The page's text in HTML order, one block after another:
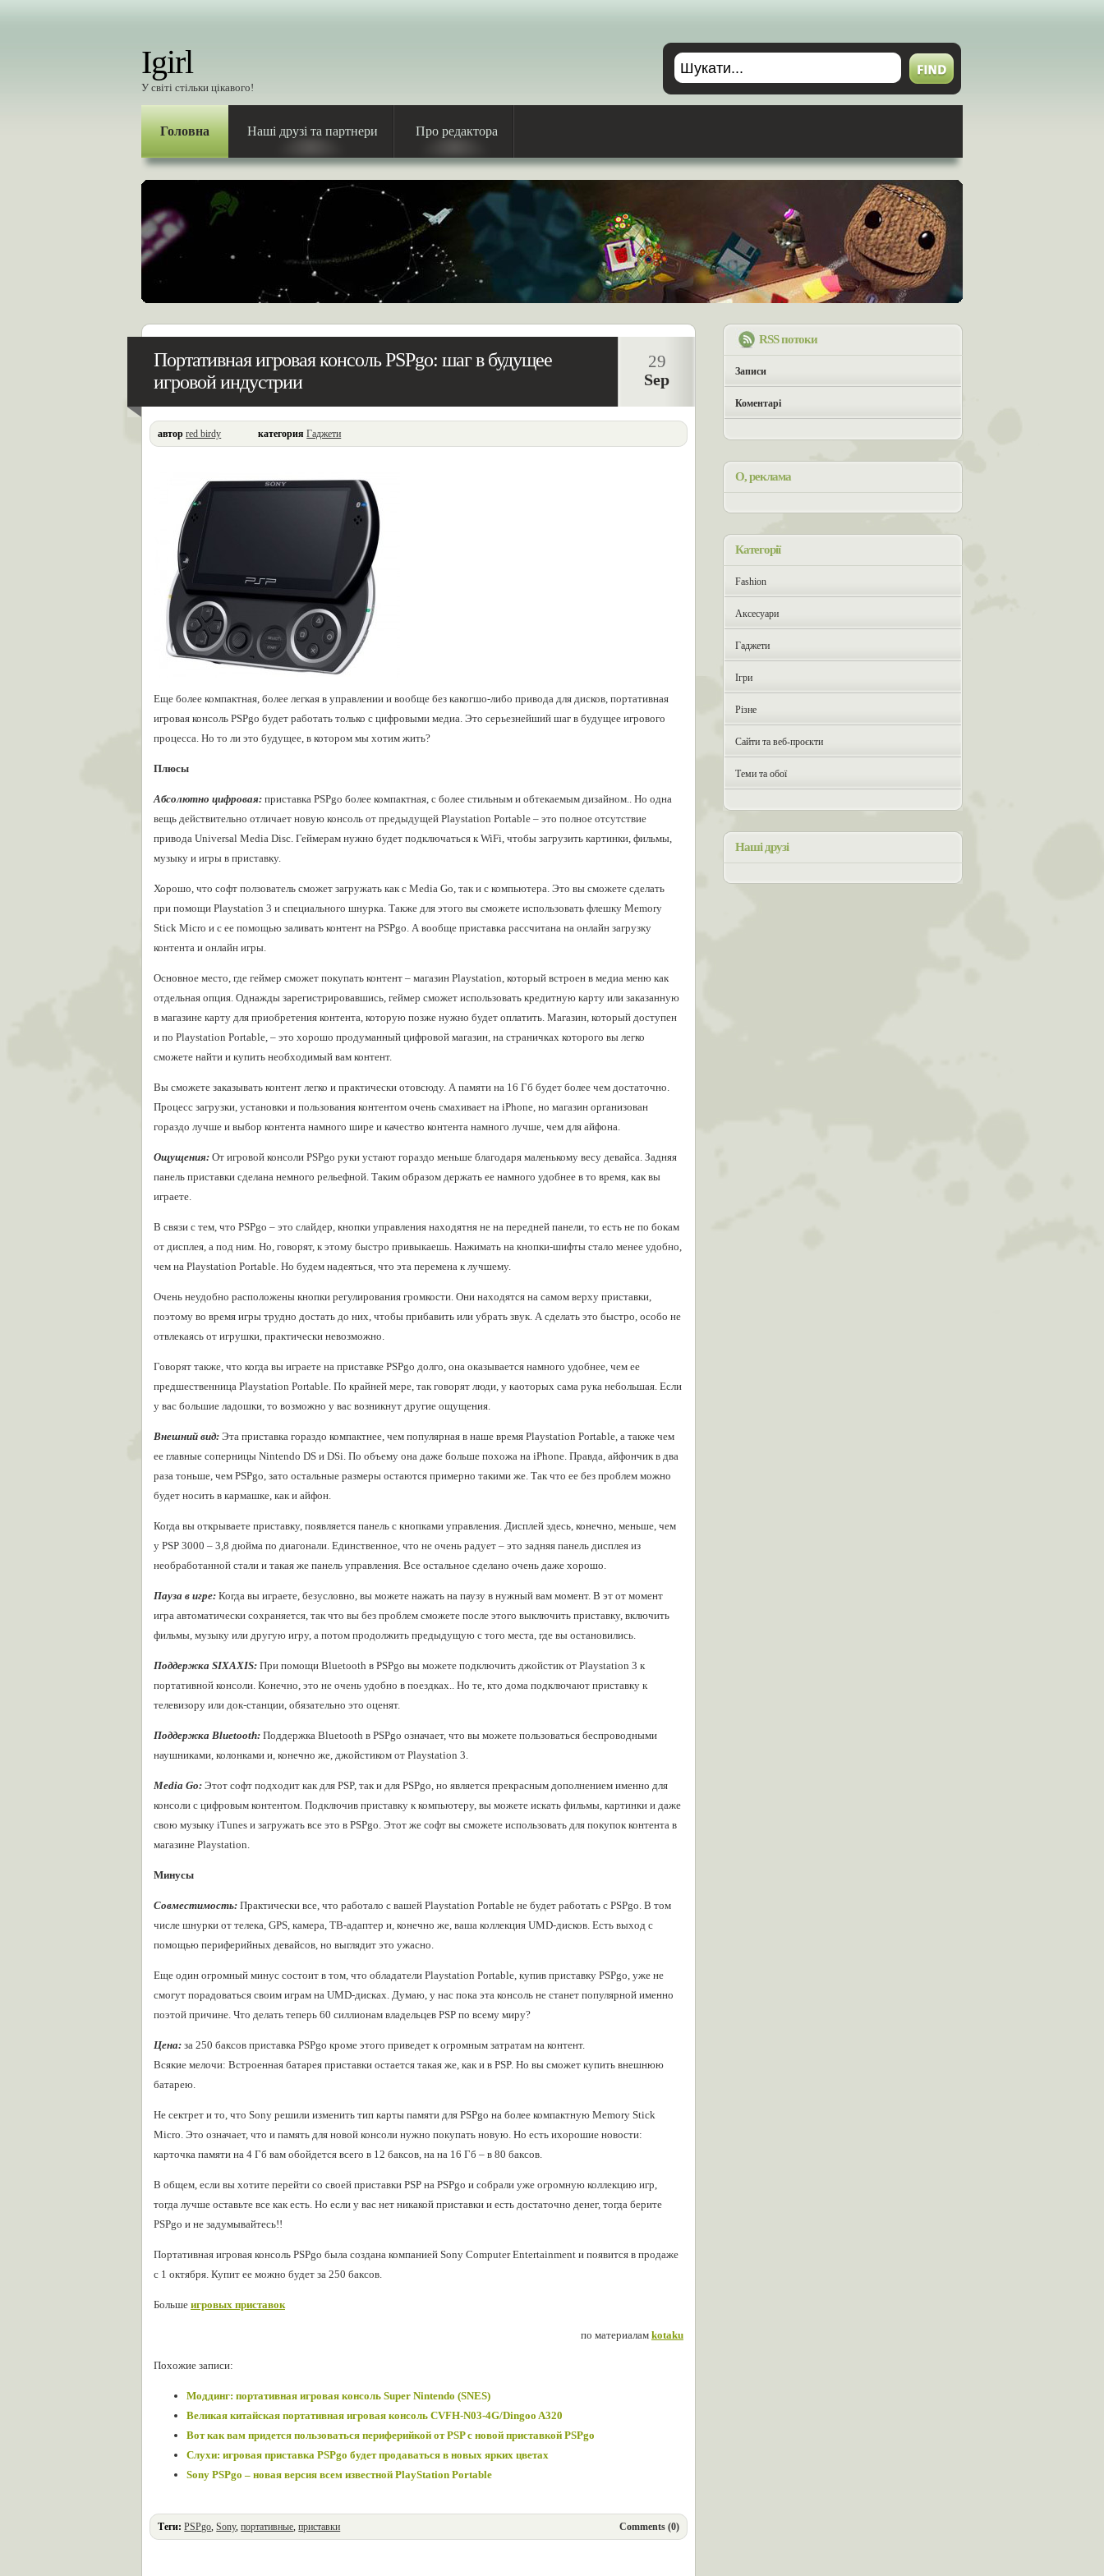
Igirl
У світі стільки цікавого!
Головна Наші друзі та партнери Про редактора
Портативная игровая консоль PSPgo: шаг в будущее
игровой индустрии
29
Sep
автор red birdy категория Гаджети
Еще более компактная, более легкая в управлении и вообще без какогшо-либо привода для дисков, портативная
игровая консоль PSPgo будет работать только с цифровыми медиа. Это серьезнейший шаг в будущее игрового
процесса. Но то ли это будущее, в котором мы хотим жить?
Плюсы
Абсолютно цифровая: приставка PSPgo более компактная, с более стильным и обтекаемым дизайном.. Но одна
вещь действительно отличает новую консоль от предыдущей Playstation Portable – это полное отсутствие
привода Universal Media Disc. Геймерам нужно будет подключаться к WiFi, чтобы загрузить картинки, фильмы,
музыку и игры в приставку.
Хорошо, что софт ползователь сможет загружать как с Media Go, так и с компьютера. Это вы сможете сделать
при помощи Playstation 3 и специального шнурка. Также для этого вы сможете использовать флешку Memory
Stick Micro и с ее помощью заливать контент на PSPgo. А вообще приставка рассчитана на онлайн загрузку
контента и онлайн игры.
Основное место, где геймер сможет покупать контент – магазин Playstation, который встроен в медиа меню как
отдельная опция. Однажды зарегистрировавшись, геймер сможет использовать кредитную карту или заказанную
в магазине карту для приобретения контента, которую позже нужно будет оплатить. Магазин, который доступен
и по Playstation Portable, – это хорошо продуманный цифровой магазин, на страничках которого вы легко
сможете найти и купить необходимый вам контент.
Вы сможете заказывать контент легко и практически отовсюду. А памяти на 16 Гб будет более чем достаточно.
Процесс загрузки, установки и пользования контентом очень смахивает на iPhone, но магазин организован
гораздо лучше и выбор контента намного шире и качество контента намного лучше, чем для айфона.
Ощущения: От игровой консоли PSPgo руки устают гораздо меньше благодаря маленькому весу девайса. Задняя
панель приставки сделана немного рельефной. Таким образом держать ее намного удобнее в то время, как вы
играете.
В связи с тем, что PSPgo – это слайдер, кнопки управления находятня не на передней панели, то есть не по бокам
от дисплея, а под ним. Но, говорят, к этому быстро привыкаешь. Нажимать на кнопки-шифты стало менее удобно,
чем на Playstation Portable. Но будем надеяться, что эта перемена к лучшему.
Очень неудобно расположены кнопки регулирования громкости. Они находятся на самом верху приставки,
поэтому во время игры трудно достать до них, чтобы прибавить или убрать звук. А сделать это быстро, особо не
отвлекаясь от игрушки, практически невозможно.
Говорят также, что когда вы играете на приставке PSPgo долго, она оказывается намного удобнее, чем ее
предшественница Playstation Portable. По крайней мере, так говорят люди, у каоторых сама рука небольшая. Если
у вас большие ладошки, то возможно у вас возникнут другие ощущения.
Внешний вид: Эта приставка гораздо компактнее, чем популярная в наше время Playstation Portable, а также чем
ее главные соперницы Nintendo DS и DSi. По объему она даже больше похожа на iPhone. Правда, айфончик в два
раза тоньше, чем PSPgo, зато остальные размеры остаются примерно такими же. Так что ее без проблем можно
будет носить в кармашке, как и айфон.
Когда вы открываете приставку, появляется панель с кнопками управления. Дисплей здесь, конечно, меньше, чем
у PSP 3000 – 3,8 дюйма по диагонали. Единственное, что не очень радует – это задняя панель дисплея из
необработанной стали и такая же панель управления. Все остальное сделано очень даже хорошо.
Пауза в игре: Когда вы играете, безусловно, вы можете нажать на паузу в нужный вам момент. В эт от момент
игра автоматически сохраняется, так что вы без проблем сможете после этого выключить приставку, включить
фильмы, музыку или другую игру, а потом продолжить предыдущую с того места, где вы остановились.
Поддержка SIXAXIS: При помощи Bluetooth в PSPgo вы можете подключить джойстик от Playstation 3 к
портативной консоли. Конечно, это не очень удобно в поездках.. Но те, кто дома подключают приставку к
телевизору или док-станции, обязательно это оценят.
Поддержка Bluetooth: Поддержка Bluetooth в PSPgo означает, что вы можете пользоваться беспроводными
наушниками, колонками и, конечно же, джойстиком от Playstation 3.
Media Go: Этот софт подходит как для PSP, так и для PSPgo, но является прекрасным дополнением именно для
консоли с цифровым контентом. Подключив приставку к компьютеру, вы можете искать фильмы, картинки и даже
свою музыку iTunes и загружать все это в PSPgo. Этот же софт вы сможете использовать для покупок контента в
магазине Playstation.
Минусы
Совместимость: Практически все, что работало с вашей Playstation Portable не будет работать с PSPgo. В том
числе шнурки от телека, GPS, камера, ТВ-адаптер и, конечно же, ваша коллекция UMD-дисков. Есть выход с
помощью периферийных девайсов, но выглядит это ужасно.
Еще один огромный минус состоит в том, что обладатели Playstation Portable, купив приставку PSPgo, уже не
смогут порадоваться своим играм на UMD-дисках. Думаю, у нас пока эта консоль не станет популярной именно
поэтой причине. Что делать теперь 60 силлионам владельцев PSP по всему миру?
Цена: за 250 баксов приставка PSPgo кроме этого приведет к огромным затратам на контент.
Всякие мелочи: Встроенная батарея приставки остается такая же, как и в PSP. Но вы сможет купить внешнюю
батарею.
Не сектрет и то, что Sony решили изменить тип карты памяти для PSPgo на более компактную Memory Stick
Micro. Это означает, что и память для новой консоли нужно покупать новую. Но есть ихорошие новости:
карточка памяти на 4 Гб вам обойдется всего в 12 баксов, на на 16 Гб – в 80 баксов.
В общем, если вы хотите перейти со своей приставки PSP на PSPgo и собрали уже огромную коллекцию игр,
тогда лучше оставьте все как есть. Но если у вас нет никакой приставки и есть достаточно денег, тогда берите
PSPgo и не задумывайтесь!!
Портативная игровая консоль PSPgo была создана компанией Sony Computer Entertainment и появится в продаже
с 1 октября. Купит ее можно будет за 250 баксов.
Больше игровых приставок
по материалам kotaku
Похожие записи:
Моддинг: портативная игровая консоль Super Nintendo (SNES)
Великая китайская портативная игровая консоль CVFH-N03-4G/Dingoo A320
Вот как вам придется пользоваться периферийкой от PSP с новой приставкой PSPgo
Слухи: игровая приставка PSPgo будет продаваться в новых ярких цветах
Sony PSPgo – новая версия всем известной PlayStation Portable
Теги: PSPgo,Sony,портативные,приставки Comments (0)
RSS потоки
Записи
Коментарі
О, реклама
Категорії
Fashion
Аксесуари
Гаджети
Ігри
Різне
Сайти та веб-проєкти
Теми та обої
Наші друзі